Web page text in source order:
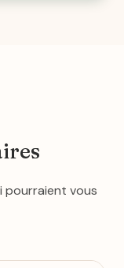
pourraient vous